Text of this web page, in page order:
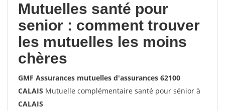
Mutuelles santé pour
senior : comment trouver
les mutuelles les moins
chères
GMF Assurances mutuelles d'assurances 62100
CALAIS Mutuelle complémentaire santé pour sénior à
CALAIS